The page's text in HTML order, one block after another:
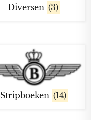
Diversen (3)
Stripboeken (14)